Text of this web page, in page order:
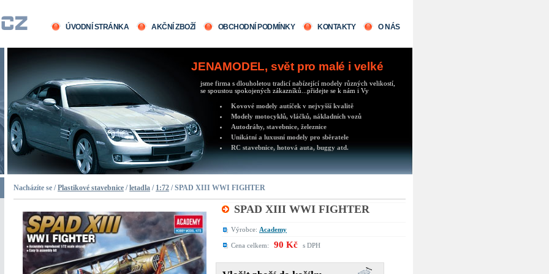
ÚVODNÍ STRÁNKA AKČNÍ ZBOŽÍ OBCHODNÍ PODMÍNKY KONTAKTY O NÁS
JENAMODEL, svět pro malé i velké
jsme firma s dlouholetou tradicí nabízející modely různých velikostí,
se spoustou spokojených zákazníků...přidejte se k nám i Vy
Kovové modely autíček v nejvyšší kvalitě
Modely motocyklů, vláčků, nákladních vozů
Autodráhy, stavebnice, železnice
Unikátní a luxusní modely pro sběratele
RC stavebnice, hotová auta, buggy atd.
Nacházíte se /Plastikové stavebnice /letadla / 1:72 / SPAD XIII WWI FIGHTER
SPAD XIII WWI FIGHTER
Výrobce: Academy
Cena celkem: 90 Kč s DPH